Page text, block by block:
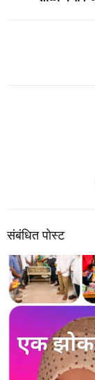
संबंधित पोस्ट